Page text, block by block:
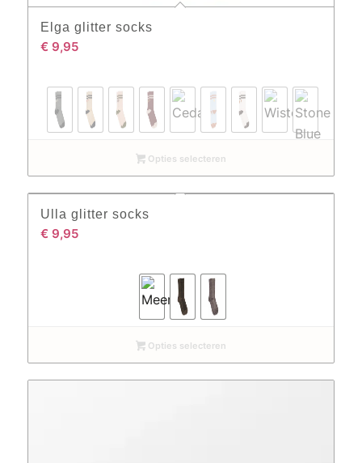
Elga glitter socks
€ 9,95
Opties selecteren
Ulla glitter socks
€ 9,95
Opties selecteren